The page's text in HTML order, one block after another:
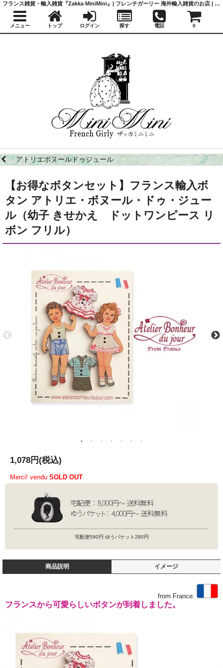
アトリエボヌールドゥジュール
【お得なボタンセット】フランス輸入ボ
タン アトリエ・ボヌール・ドゥ・ジュー
ル（幼子 きせかえ ドットワンピース リ
ボン フリル）
1,078円(税込)
Merci! vendu SOLD OUT
宅配便590円 ゆうパケット280円
商品説明 イメージ
from France:
フランスから可愛らしいボタンが到着しました。
フランス雑貨・輸入雑貨『Zakka MiniMini』| フレンチガーリー 海外輸入雑貨のお店 | かわいい雑貨 | 蚤の市 | アンティーク
メニュー トップ ログイン 探す 電話 0